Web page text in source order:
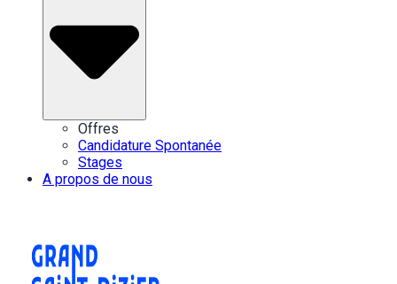
Offres
Candidature Spontanée
Stages
A propos de nous